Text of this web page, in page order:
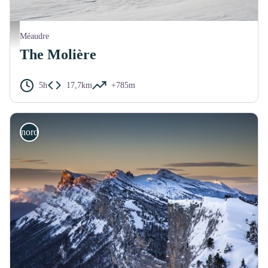
Plateau de la Molière - V.Giry
Méaudre
The Molière
5h 17,7km +785m
nordic ski touring